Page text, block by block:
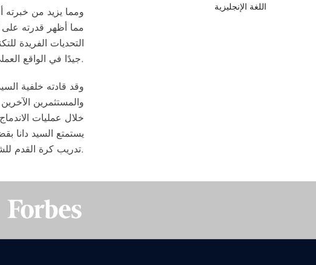
اللغة الإنجليزية
ومما يزيد من خبرته
التحديات الفريدة
جيدًا في الواقع العملي لتشغيل الأعمال ودوافع التقييم واستشارات المعاملات.
وقد قادته خلفية
والمستثمرين
خلال عمليات
يستمتع السيد دانا
تدريب كرة القدم للشباب.